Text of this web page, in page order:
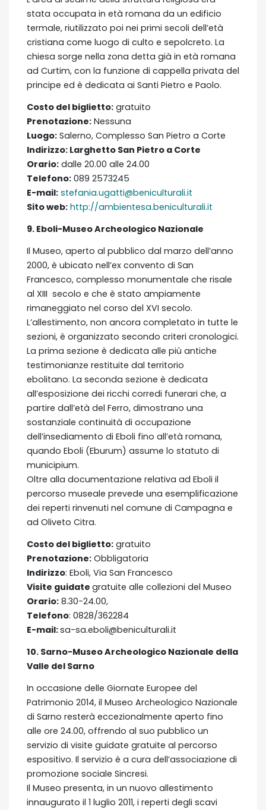
stata occupata in età romana da un edificio
termale, riutilizzato poi nei primi secoli dell’età
cristiana come luogo di culto e sepolcreto. La
chiesa sorge nella zona detta già in età romana
ad Curtim, con la funzione di cappella privata del
principe ed è dedicata ai Santi Pietro e Paolo.
Costo del biglietto: gratuito
Prenotazione: Nessuna
Luogo: Salerno, Complesso San Pietro a Corte
Indirizzo: Larghetto San Pietro a Corte
Orario: dalle 20.00 alle 24.00
Telefono: 089 2573245
E-mail: stefania.ugatti@beniculturali.it
Sito web: http://ambientesa.beniculturali.it
9. Eboli-Museo Archeologico Nazionale
Il Museo, aperto al pubblico dal marzo dell’anno
2000, è ubicato nell’ex convento di San
Francesco, complesso monumentale che risale
al XIII secolo e che è stato ampiamente
rimaneggiato nel corso del XVI secolo.
L’allestimento, non ancora completato in tutte le
sezioni, è organizzato secondo criteri cronologici.
La prima sezione è dedicata alle più antiche
testimonianze restituite dal territorio
ebolitano. La seconda sezione è dedicata
all’esposizione dei ricchi corredi funerari che, a
partire dall’età del Ferro, dimostrano una
sostanziale continuità di occupazione
dell’insediamento di Eboli fino all’età romana,
quando Eboli (Eburum) assume lo statuto di
municipium.
Oltre alla documentazione relativa ad Eboli il
percorso museale prevede una esemplificazione
dei reperti rinvenuti nel comune di Campagna e
ad Oliveto Citra.
Costo del biglietto: gratuito
Prenotazione: Obbligatoria
Indirizzo: Eboli, Via San Francesco
Visite guidate gratuite alle collezioni del Museo
Orario: 8.30-24.00,
Telefono: 0828/362284
E-mail:sa-sa.eboli@beniculturali.it
10. Sarno-Museo Archeologico Nazionale della
Valle del Sarno
In occasione delle Giornate Europee del
Patrimonio 2014, il Museo Archeologico Nazionale
di Sarno resterà eccezionalmente aperto fino
alle ore 24.00, offrendo al suo pubblico un
servizio di visite guidate gratuite al percorso
espositivo. Il servizio è a cura dell’associazione di
promozione sociale Sincresi.
Il Museo presenta, in un nuovo allestimento
innaugurato il 1 luglio 2011, i reperti degli scavi